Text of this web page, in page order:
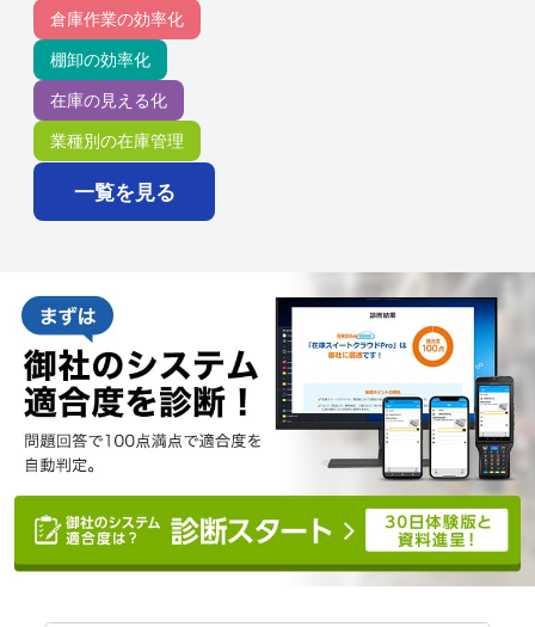
倉庫作業の効率化
棚卸の効率化
在庫の見える化
業種別の在庫管理
一覧を見る